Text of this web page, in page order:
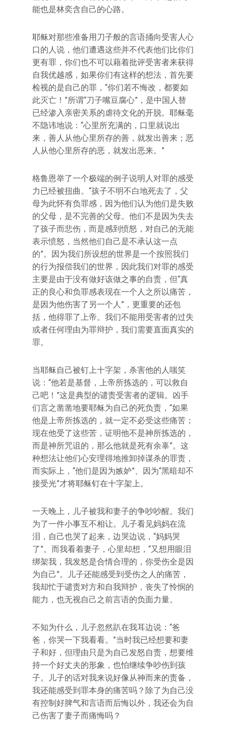
能也是林奕含自己的心路。
耶稣对那些准备用刀子般的言语捅向受害人心
口的人说，他们遭遇这些并不代表他们比你们
更有罪，你们也不可以藉着批评受害者来获得
自我优越感，如果你们有这样的想法，首先要
检视的是自己的罪，“你们若不悔改，都要如
此灭亡！”所谓“刀子嘴豆腐心”，是中国人替
已经渗入亲密关系的虐待文化的开脱。耶稣毫
不隐讳地说：“心里所充满的，口里就说出
来，善人从他心里所存的善，就发出善来；恶
人从他心里所存的恶，就发出恶来。”
格鲁恩举了一个极端的例子说明人对罪的感受
力已经被扭曲。“孩子不明不白地死去了，父
母为此怀有负罪感，因为他们认为他们是失败
的父母，是不完善的父母。他们不是因为失去
了孩子而悲伤，而是感到愤怒，对自己的无能
表示愤怒，当然他们自己是不承认这一点
的”。因为我们所设想的世界是一个按照我们
的行为报偿我们的世界，因此我们对罪的感受
主要是由于没有做好该做之事的自责，但“真
正的良心和负罪感表现在一个人之所以痛苦，
是因为他伤害了另一个人”，更重要的还包
括，他得罪了上帝。我们不能用受害者的过失
或者任何理由为罪辩护，我们需要直面真实的
罪。
当耶稣自己被钉上十字架，杀害他的人嗤笑
说：“他若是基督，上帝所拣选的，可以救自
己吧！”这是典型的谴责受害者的逻辑。凶手
们言之凿凿地要耶稣为自己的死负责，“如果
他是上帝所拣选的，就一定不必受这些痛苦；
现在他受了这些苦，证明他不是神所拣选的，
而是神所咒诅的，那么他就是死有余辜”。这
种想法让他们心安理得地推卸掉谋杀的罪责，
而实际上，“他们是因为嫉妒”、因为“黑暗却不
接受光”才将耶稣钉在十字架上。
一天晚上，儿子被我和妻子的争吵吵醒。我们
为了一件小事互不相让。儿子看见妈妈在流
泪，自己也哭了起来，边哭边说，“妈妈哭
了”。而我看着妻子，心里却想，“又想用眼泪
绑架我，我发怒是合情合理的，你受伤全是因
为自己”。儿子还能感受到受伤之人的痛苦，
我却忙于谴责对方和自我辩护，丧失了怜悯的
能力，也无视自己之前言语的负面力量。
不知为什么，儿子忽然趴在我耳边说：“爸
爸，你哭一下我看看。”当时我已经想要和妻
子和好，但理由只是为自己发怒自责，想要维
持一个好丈夫的形象，也怕继续争吵伤到孩
子。儿子的话对我来说好像从神而来的责备，
我还能感受到罪本身的痛苦吗？除了为自己没
有控制好脾气和言语而后悔以外，我还会为自
己伤害了妻子而痛悔吗？